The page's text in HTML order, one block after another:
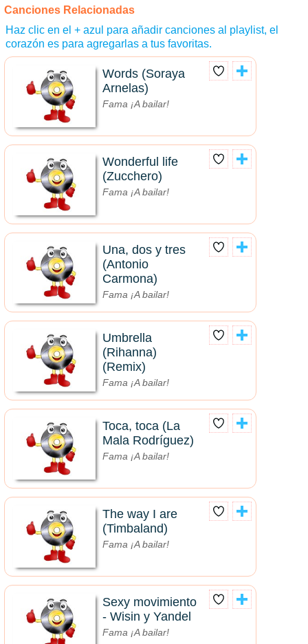
Canciones Relacionadas
Haz clic en el + azul para añadir canciones al playlist, el
corazón es para agregarlas a tus favoritas.
Words (Soraya
Arnelas)
Fama ¡A bailar!
Wonderful life
(Zucchero)
Fama ¡A bailar!
Una, dos y tres
(Antonio
Carmona)
Fama ¡A bailar!
Umbrella
(Rihanna)
(Remix)
Fama ¡A bailar!
Toca, toca (La
Mala Rodríguez)
Fama ¡A bailar!
The way I are
(Timbaland)
Fama ¡A bailar!
Sexy movimiento
- Wisin y Yandel
Fama ¡A bailar!